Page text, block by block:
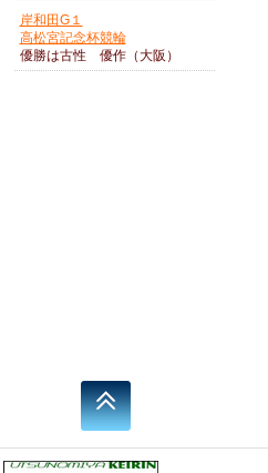
岸和田G１
高松宮記念杯競輪
優勝は古性 優作（大阪）